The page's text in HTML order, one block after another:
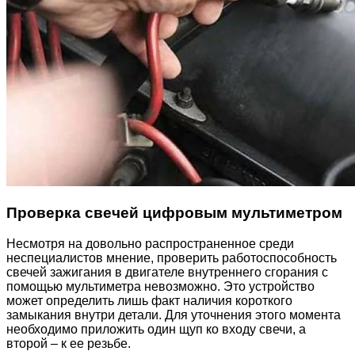
Проверка свечей цифровым мультиметром
Несмотря на довольно распространенное среди
неспециалистов мнение, проверить работоспособность
свечей зажигания в двигателе внутреннего сгорания с
помощью мультиметра невозможно. Это устройство
может определить лишь факт наличия короткого
замыкания внутри детали. Для уточнения этого момента
необходимо приложить один щуп ко входу свечи, а
второй – к ее резьбе.